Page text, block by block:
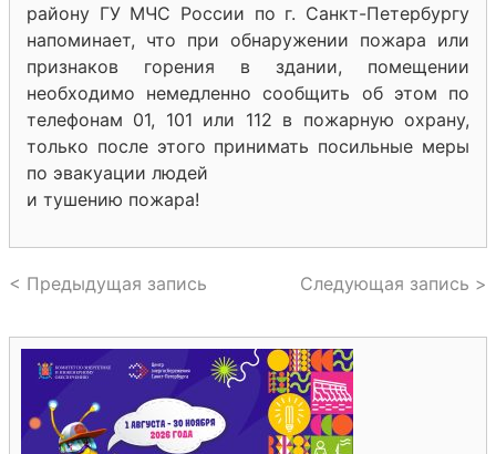
району ГУ МЧС России по г. Санкт-Петербургу
напоминает, что при обнаружении пожара или
признаков горения в здании, помещении
необходимо немедленно сообщить об этом по
телефонам 01, 101 или 112 в пожарную охрану,
только после этого принимать посильные меры
по эвакуации людей
и тушению пожара!
< Предыдущая запись Следующая запись >